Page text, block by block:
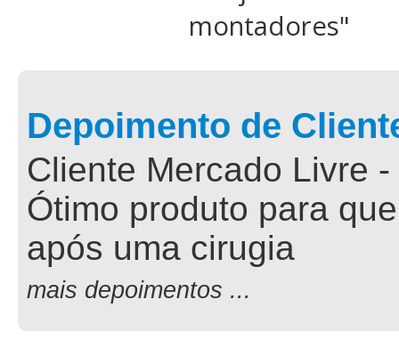
montadores"
Depoimento de
Cliente Mercado Livre
Ótimo produto para
após uma cirugia
mais depoimentos ...